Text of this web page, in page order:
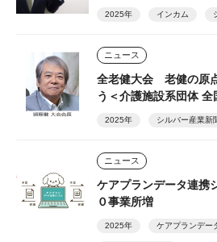
2025年 インカム
ニュース
全老健大会 老健の原
う＜介護施設系団体 全
2025年 シルバー産業新
ニュース
ケアプランデータ連
０事業所増
2025年 ケアプランデー